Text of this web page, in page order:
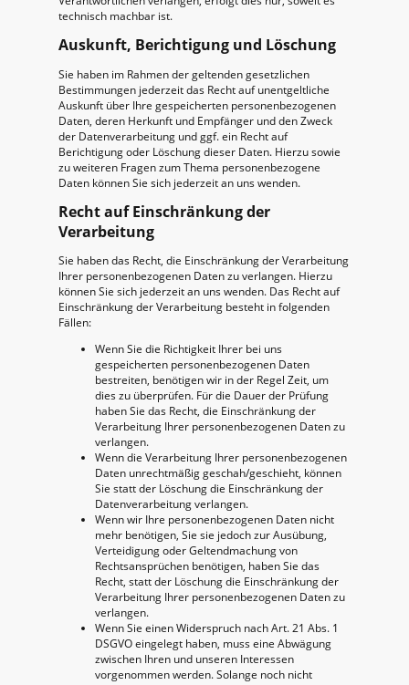
technisch machbar ist.
Auskunft, Berichtigung und Löschung
Sie haben im Rahmen der geltenden gesetzlichen
Bestimmungen jederzeit das Recht auf unentgeltliche
Auskunft über Ihre gespeicherten personenbezogenen
Daten, deren Herkunft und Empfänger und den Zweck
der Datenverarbeitung und ggf. ein Recht auf
Berichtigung oder Löschung dieser Daten. Hierzu sowie
zu weiteren Fragen zum Thema personenbezogene
Daten können Sie sich jederzeit an uns wenden.
Recht auf Einschränkung der
Verarbeitung
Sie haben das Recht, die Einschränkung der Verarbeitung
Ihrer personenbezogenen Daten zu verlangen. Hierzu
können Sie sich jederzeit an uns wenden. Das Recht auf
Einschränkung der Verarbeitung besteht in folgenden
Fällen:
Wenn Sie die Richtigkeit Ihrer bei uns
gespeicherten personenbezogenen Daten
bestreiten, benötigen wir in der Regel Zeit, um
dies zu überprüfen. Für die Dauer der Prüfung
haben Sie das Recht, die Einschränkung der
Verarbeitung Ihrer personenbezogenen Daten zu
verlangen.
Wenn die Verarbeitung Ihrer personenbezogenen
Daten unrechtmäßig geschah/geschieht, können
Sie statt der Löschung die Einschränkung der
Datenverarbeitung verlangen.
Wenn wir Ihre personenbezogenen Daten nicht
mehr benötigen, Sie sie jedoch zur Ausübung,
Verteidigung oder Geltendmachung von
Rechtsansprüchen benötigen, haben Sie das
Recht, statt der Löschung die Einschränkung der
Verarbeitung Ihrer personenbezogenen Daten zu
verlangen.
Wenn Sie einen Widerspruch nach Art. 21 Abs. 1
DSGVO eingelegt haben, muss eine Abwägung
zwischen Ihren und unseren Interessen
vorgenommen werden. Solange noch nicht